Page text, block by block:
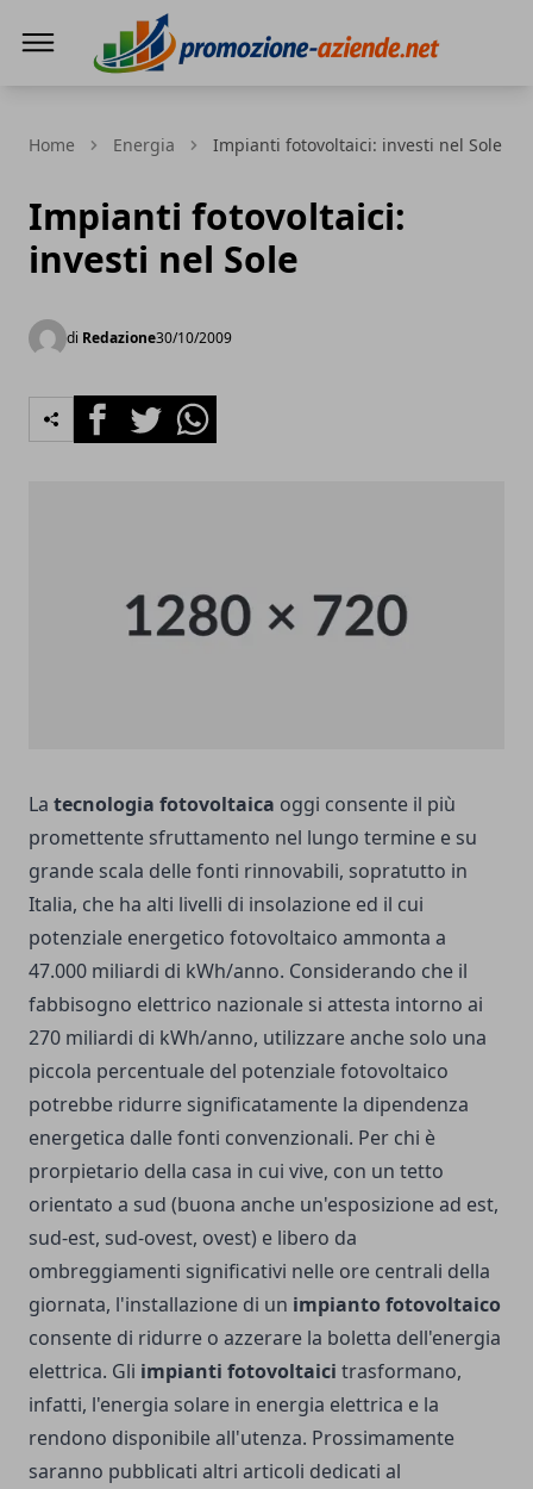
Home Energia Impianti fotovoltaici: investi nel Sole
Impianti fotovoltaici:
investi nel Sole
di Redazione30/10/2009
FacebookTwitterWhatsapp
La tecnologia fotovoltaica oggi consente il più
promettente sfruttamento nel lungo termine e su
grande scala delle fonti rinnovabili, sopratutto in
Italia, che ha alti livelli di insolazione ed il cui
potenziale energetico fotovoltaico ammonta a
47.000 miliardi di kWh/anno. Considerando che il
fabbisogno elettrico nazionale si attesta intorno ai
270 miliardi di kWh/anno, utilizzare anche solo una
piccola percentuale del potenziale fotovoltaico
potrebbe ridurre significatamente la dipendenza
energetica dalle fonti convenzionali. Per chi è
prorpietario della casa in cui vive, con un tetto
orientato a sud (buona anche un'esposizione ad est,
sud-est, sud-ovest, ovest) e libero da
ombreggiamenti significativi nelle ore centrali della
giornata, l'installazione di un impianto fotovoltaico
consente di ridurre o azzerare la boletta dell'energia
elettrica. Gli impianti fotovoltaici trasformano,
infatti, l'energia solare in energia elettrica e la
rendono disponibile all'utenza. Prossimamente
saranno pubblicati altri articoli dedicati al